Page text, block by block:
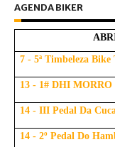
AGENDA BIKER
7 - 5ª Timbeleza Bike
13 - 1# DHI
14 - III Pedal Da
14 - 2º Pedal Do